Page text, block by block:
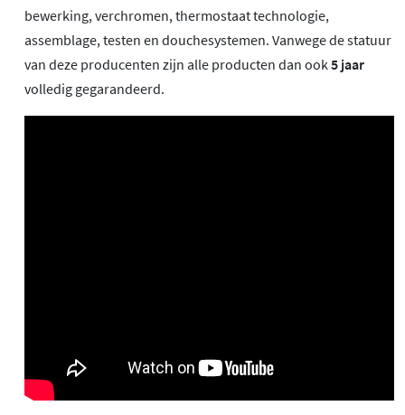
bewerking, verchromen, thermostaat technologie,
assemblage, testen en douchesystemen. Vanwege de statuur
van deze producenten zijn alle producten dan ook5 jaar
volledig gegarandeerd.